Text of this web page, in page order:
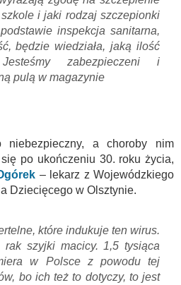
i jaki rodzaj szczepionki
inspekcja sanitarna,
będzie wiedziała, jaką ilość
Jesteśmy zabezpieczeni i
pulą w magazynie
a choroby nim
po ukończeniu 30. roku życia,
– lekarz z Wojewódzkiego
Dziecięcego w Olsztynie.
które indukuje ten wirus.
rak szyjki macicy. 1,5 tysiąca
w Polsce z powodu tej
bo ich też to dotyczy, to jest